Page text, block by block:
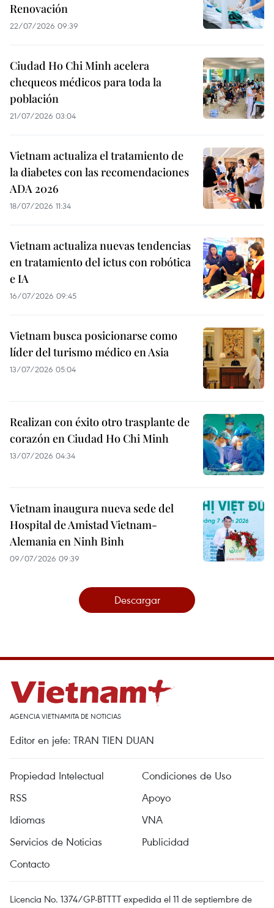
Renovación
22/07/2026 09:39
Ciudad Ho Chi Minh acelera
chequeos médicos para toda la
población
21/07/2026 03:04
Vietnam actualiza el tratamiento de
la diabetes con las recomendaciones
ADA 2026
18/07/2026 11:34
Vietnam actualiza nuevas tendencias
en tratamiento del ictus con robótica
e IA
16/07/2026 09:45
Vietnam busca posicionarse como
líder del turismo médico en Asia
13/07/2026 05:04
Realizan con éxito otro trasplante de
corazón en Ciudad Ho Chi Minh
13/07/2026 04:34
Vietnam inaugura nueva sede del
Hospital de Amistad Vietnam-
Alemania en Ninh Binh
09/07/2026 09:39
Descargar
AGENCIA VIETNAMITA DE NOTICIAS
Editor en jefe: TRAN TIEN DUAN
Propiedad Intelectual
Condiciones de Uso
RSS
Apoyo
Idiomas
VNA
Servicios de Noticias
Publicidad
Contacto
Licencia No. 1374/GP-BTTTT expedida el 11 de septiembre de